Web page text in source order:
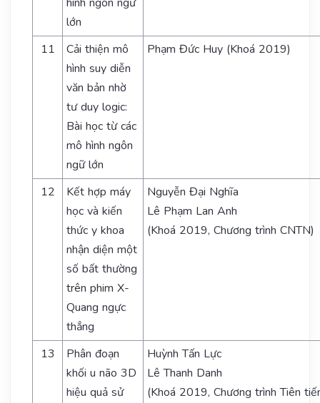
lớn
11
Cải thiện mô
hình suy diễn
văn bản nhờ
tư duy logic:
Bài học từ các
mô hình ngôn
ngữ lớn
Phạm Đức Huy (Khoá 2019)
12
Kết hợp máy
học và kiến
thức y khoa
nhận diện một
số bất thường
trên phim X-
Quang ngực
thẳng
Nguyễn Đại Nghĩa
Lê Phạm Lan Anh
(Khoá 2019, Chương trình CNTN)
13
Phân đoạn
khối u não 3D
hiệu quả sử
Huỳnh Tấn Lực
Lê Thanh Danh
(Khoá 2019, Chương trình Tiên